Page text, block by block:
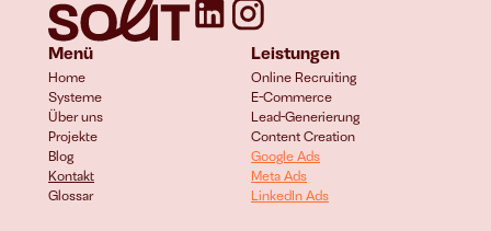
Menü
Home
Systeme
Über uns
Projekte
Blog
Kontakt
Glossar
Leistungen
Online Recruiting
E-Commerce
Lead-Generierung
Content Creation
Google Ads
Meta Ads
LinkedIn Ads